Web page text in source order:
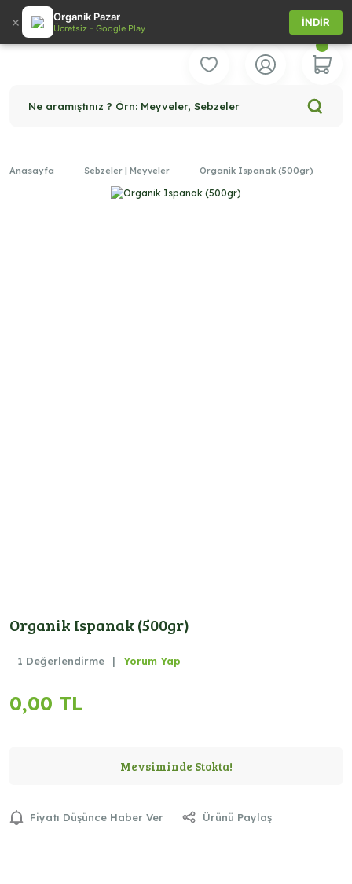
Ne aramıştınız ? Örn: Meyveler, Sebzeler
Anasayfa Sebzeler | Meyveler Organik Ispanak (500gr)
Organik Ispanak (500gr)
1 Değerlendirme | Yorum Yap
0,00 TL
Mevsiminde Stokta!
Fiyatı Düşünce Haber Ver Ürünü Paylaş
× Organik Pazar
Ücretsiz - Google Play
İNDİR